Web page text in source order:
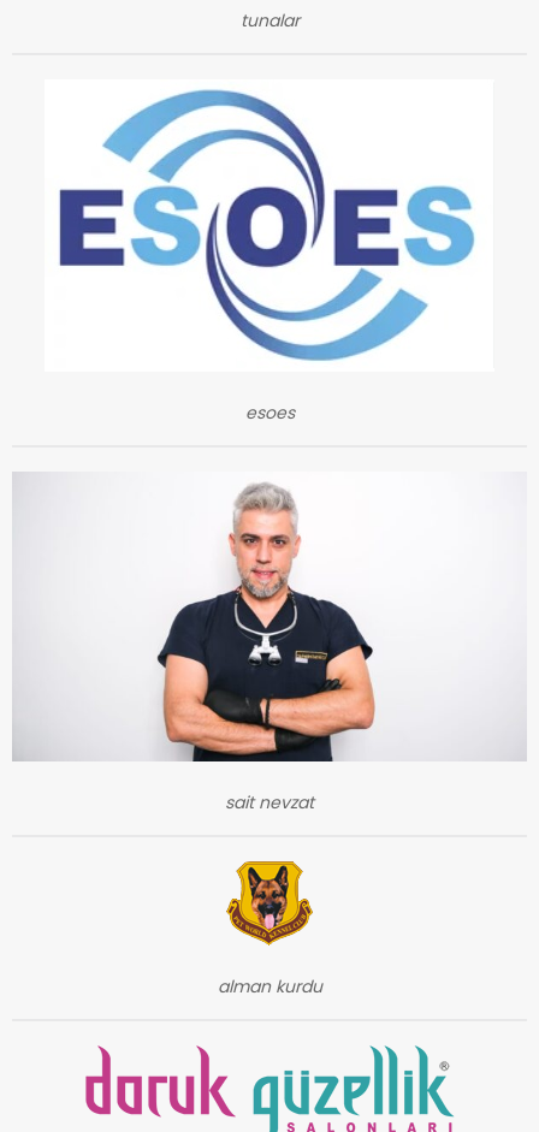
tunalar
esoes
sait nevzat
alman kurdu